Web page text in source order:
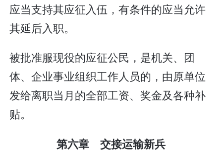
应当支持其应征入伍，有条件的应当允许
其延后入职。
被批准服现役的应征公民，是机关、团
体、企业事业组织工作人员的，由原单位
发给离职当月的全部工资、奖金及各种补
贴。
第六章 交接运输新兵